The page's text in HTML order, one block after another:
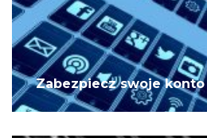
Zabezpiecz swoje konto